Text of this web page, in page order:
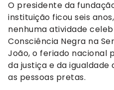
O presidente da
instituição ficou seis
nenhuma atividade
Consciência Negra na
João, o feriado nacional
da justiça e da
as pessoas pretas.